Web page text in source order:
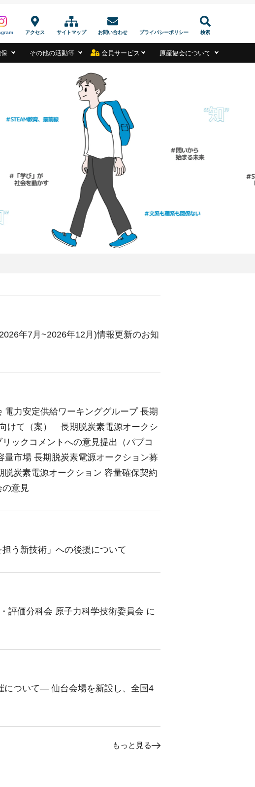
アクセス サイトマップ お問い合わせ プライバシーポリシー 検索
その他の活動等 会員サービス 原産協会について
年7月~2026年12月)情報更新のお知
力安定供給ワーキンググループ 長期
けて（案） 長期脱炭素電源オークシ
ックコメントへの意見提出（パブコ
市場 長期脱炭素電源オークション募
炭素電源オークション 容量確保契約
意見
う新技術」への後援について
評価分科会 原子力科学技術委員会 に
について― 仙台会場を新設し、全国4
もっと見る